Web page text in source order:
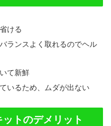
ける
ランスよく取れるのでヘル
て新鮮
いるため、ムダが出ない
トのデメリット